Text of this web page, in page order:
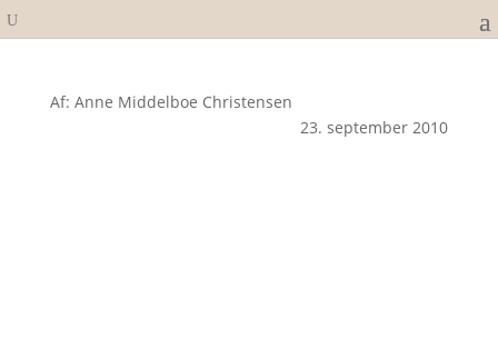
Af: Anne Middelboe Christensen
23. september 2010